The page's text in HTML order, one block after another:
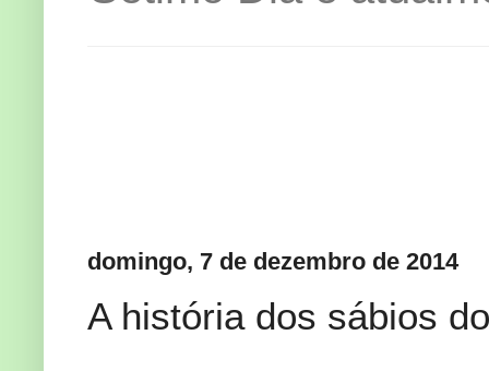
domingo, 7 de dezembro de 2014
A história dos sábios